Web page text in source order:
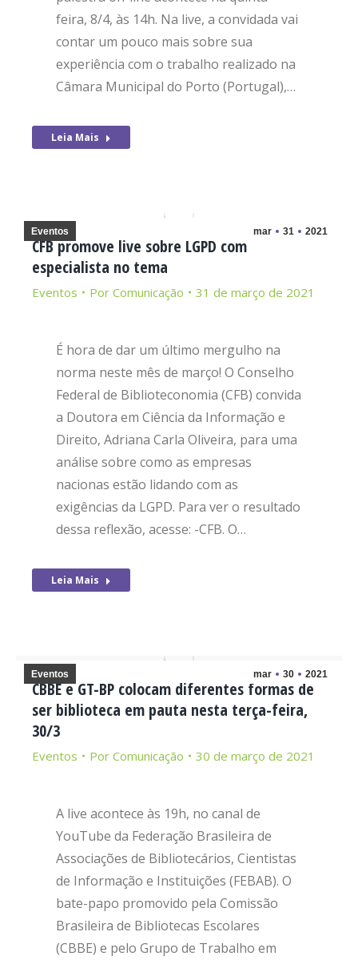
feira, 8/4, às 14h. Na live, a convidada vai
contar um pouco mais sobre sua
experiência com o trabalho realizado na
Câmara Municipal do Porto (Portugal),…
Leia Mais
mar 31 2021
Eventos
CFB promove live sobre LGPD com
especialista no tema
Eventos Por Comunicação 31 de março de 2021
É hora de dar um último mergulho na
norma neste mês de março! O Conselho
Federal de Biblioteconomia (CFB) convida
a Doutora em Ciência da Informação e
Direito, Adriana Carla Oliveira, para uma
análise sobre como as empresas
nacionas estão lidando com as
exigências da LGPD. Para ver o resultado
dessa reflexão, acesse: -CFB. O…
Leia Mais
mar 30 2021
Eventos
CBBE e GT-BP colocam diferentes formas de
ser biblioteca em pauta nesta terça-feira,
30/3
Eventos Por Comunicação 30 de março de 2021
A live acontece às 19h, no canal de
YouTube da Federação Brasileira de
Associações de Bibliotecários, Cientistas
de Informação e Instituições (FEBAB). O
bate-papo promovido pela Comissão
Brasileira de Bibliotecas Escolares
(CBBE) e pelo Grupo de Trabalho em